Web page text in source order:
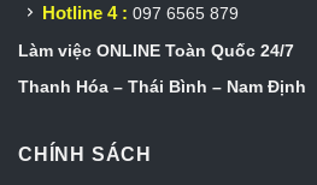
Hotline 4 : 097 6565 879
Làm việc ONLINE Toàn Quốc 24/7
Thanh Hóa – Thái Bình – Nam Định
CHÍNH SÁCH